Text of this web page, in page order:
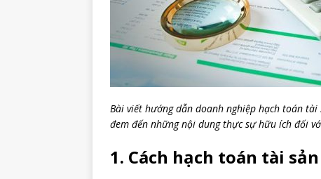
Bài viết hướng dẫn doanh nghiệp hạch toán
đem đến những nội dung thực sự hữu ích đối
1. Cách hạch toán tài